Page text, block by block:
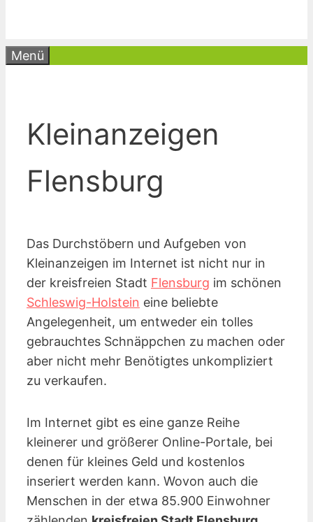
Menü
Kleinanzeigen
Flensburg
Das Durchstöbern und Aufgeben von
Kleinanzeigen im Internet ist nicht nur in
der kreisfreien Stadt Flensburg im schönen
Schleswig-Holstein eine beliebte
Angelegenheit, um entweder ein tolles
gebrauchtes Schnäppchen zu machen oder
aber nicht mehr Benötigtes unkompliziert
zu verkaufen.
Im Internet gibt es eine ganze Reihe
kleinerer und größerer Online-Portale, bei
denen für kleines Geld und kostenlos
inseriert werden kann. Wovon auch die
Menschen in der etwa 85.900 Einwohner